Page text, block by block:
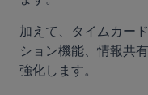
加えて、タイムカー
ション機能、情報共
強化します。